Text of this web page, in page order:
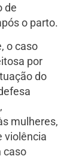
de
o parto.
o caso
por
do
mulheres,
violência
caso